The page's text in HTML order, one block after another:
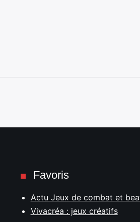
Favoris
Actu Jeux de combat et
Vivacréa : jeux créatifs